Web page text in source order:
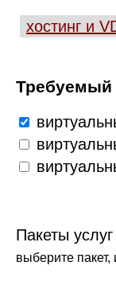
хостинг и
Требуемый
Пакеты услуг
выберите